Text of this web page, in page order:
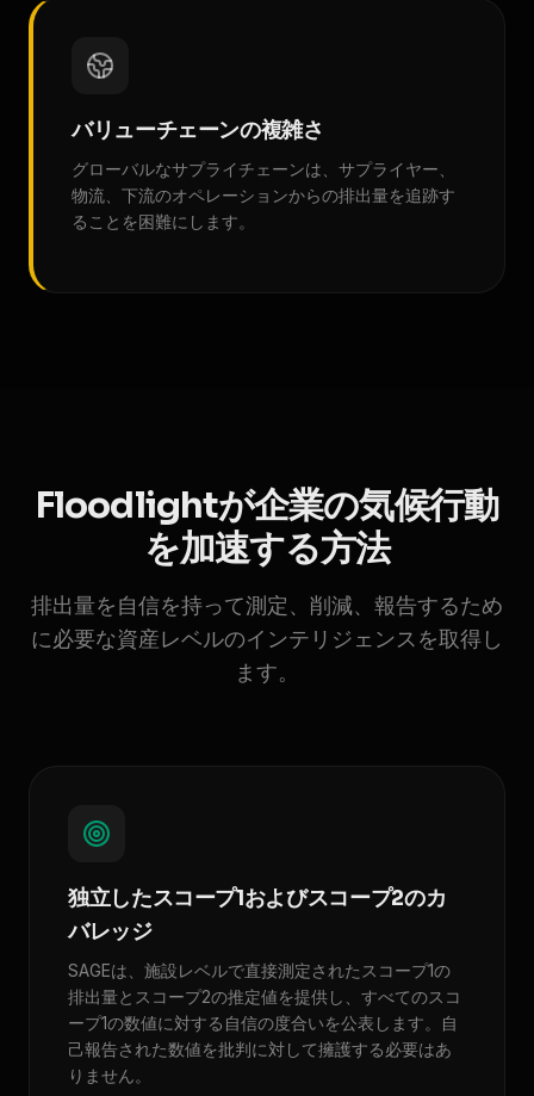
バリューチェーンの複雑さ
グローバルなサプライチェーンは、サプライヤー、
物流、下流のオペレーションからの排出量を追跡す
ることを困難にします。
Floodlightが企業の気候行動
を加速する方法
排出量を自信を持って測定、削減、報告するため
に必要な資産レベルのインテリジェンスを取得し
ます。
独立したスコープ1およびスコープ2のカ
バレッジ
SAGEは、施設レベルで直接測定されたスコープ1の
排出量とスコープ2の推定値を提供し、すべてのスコ
ープ1の数値に対する自信の度合いを公表します。自
己報告された数値を批判に対して擁護する必要はあ
りません。